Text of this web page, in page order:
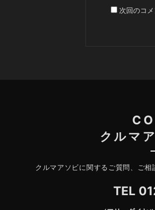
次回のコ
クルマ
クルマアソビに関するご質問、ご相
TEL